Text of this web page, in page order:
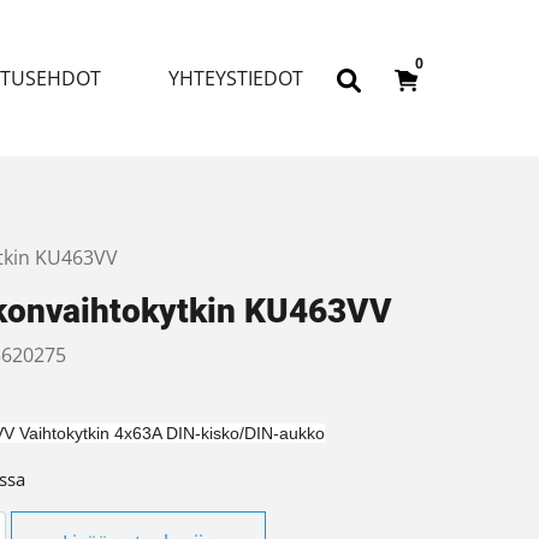
YHTEYSTIEDOT
0
KU463VV
KU463VV
Vaihtokytkin 4x63A DIN-kisko/DIN-aukko